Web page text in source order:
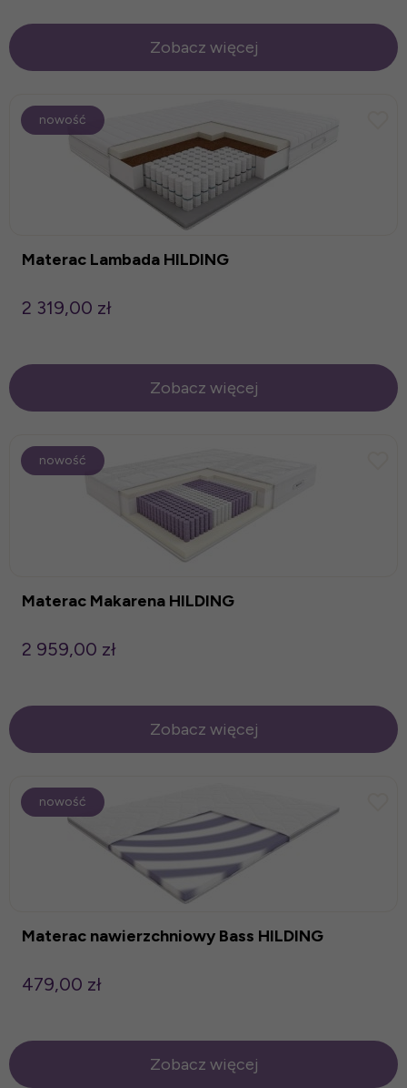
Zobacz więcej
Materac Lambada HILDING
2 319,00 zł
Zobacz więcej
nowość
Materac Makarena HILDING
2 959,00 zł
Zobacz więcej
nowość
Materac nawierzchniowy Bass HILDING
479,00 zł
Zobacz więcej
nowość